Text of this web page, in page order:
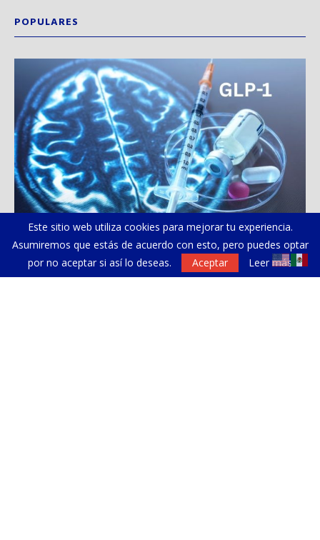
POPULARES
La verdad detrás de Ozempic
Este sitio web utiliza cookies para mejorar tu experiencia.
Asumiremos que estás de acuerdo con esto, pero puedes optar
por no aceptar si así lo deseas.
Aceptar Leer más